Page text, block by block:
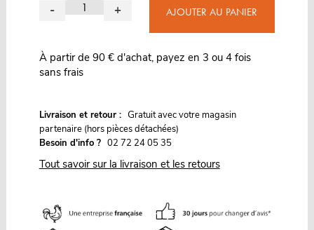
- + AJOUTER AU PANIER
À partir de 90 € d'achat, payez en 3 ou 4 fois
sans frais
Livraison et retour : Gratuit avec votre magasin
partenaire (hors pièces détachées)
Besoin d'info ? 02 72 24 05 35
Tout savoir sur la livraison et les retours